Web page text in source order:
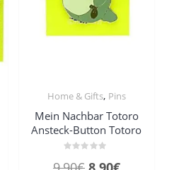
Home & Gifts, Pins
Mein Nachbar Totoro
Ansteck-Button Totoro
mit